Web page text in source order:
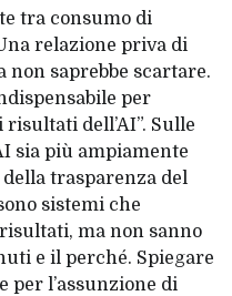
tra consumo di
relazione priva di
non saprebbe scartare.
per
dell’AI”. Sulle
sia più ampiamente
trasparenza del
sistemi che
ma non sanno
e il perché. Spiegare
per l’assunzione di